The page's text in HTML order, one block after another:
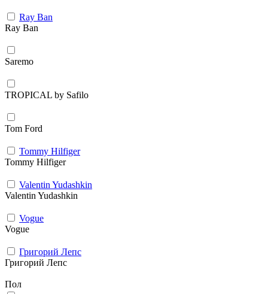
Ray Ban
Ray Ban
Saremo
TROPICAL by Safilo
Tom Ford
Tommy Hilfiger
Tommy Hilfiger
Valentin Yudashkin
Valentin Yudashkin
Vogue
Vogue
Григорий Лепс
Григорий Лепс
Пол